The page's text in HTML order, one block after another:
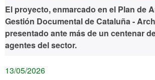
El proyecto, enmarcado en el Plan de
Gestión Documental de Cataluña -
presentado ante más de un centenar
agentes del sector.
13/05/2026